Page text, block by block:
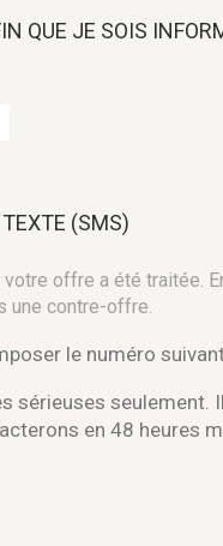
QUE JE SOIS
TEXTE (SMS)
offre a été traitée.
une contre-offre.
le numéro
sérieuses
en 48 heures